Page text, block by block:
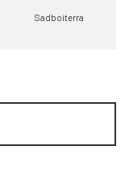
Sadboiterra